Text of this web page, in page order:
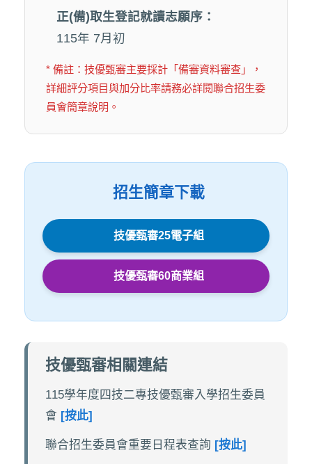
正(備)取生登記就讀志願序：
115年 7月初
* 備註：技優甄審主要採計「備審資料審查」，
詳細評分項目與加分比率請務必詳閱聯合招生委
員會簡章說明。
招生簡章下載
技優甄審25電子組
技優甄審60商業組
技優甄審相關連結
115學年度四技二專技優甄審入學招生委員
會 [按此]
聯合招生委員會重要日程表查詢 [按此]